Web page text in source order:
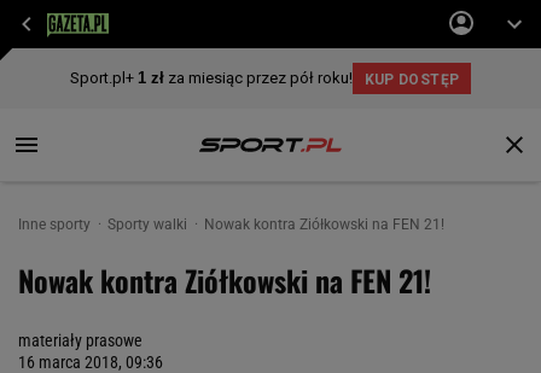
Inne sporty Sporty walki Nowak kontra Ziółkowski na FEN 21!
Nowak kontra Ziółkowski na FEN 21!
materiały prasowe
16 marca 2018, 09:36